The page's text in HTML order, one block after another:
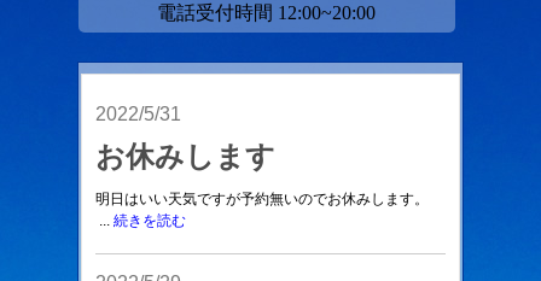
電話受付時間 12:00~20:00
2022/5/31
お休みします
明日はいい天気ですが予約無いのでお休みします。
... 続きを読む